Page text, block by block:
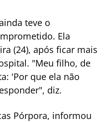
teve o
Ela
(24), após ficar mais
"Meu filho, de
'Por que ela não
diz.
Pórpora, informou